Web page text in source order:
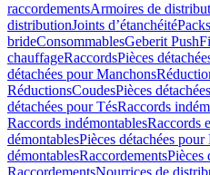
raccordementsArmoires de
distributionJoints d’étanchéité
brideConsommablesGeberit
chauffageRaccordsPièces
détachées pour Manchons
RéductionsCoudesPièces
détachées pour TésRaccords
Raccords indémontablesRaccords
démontablesPièces détachées
démontablesRaccordementsPièces
RaccordementsNourrices de